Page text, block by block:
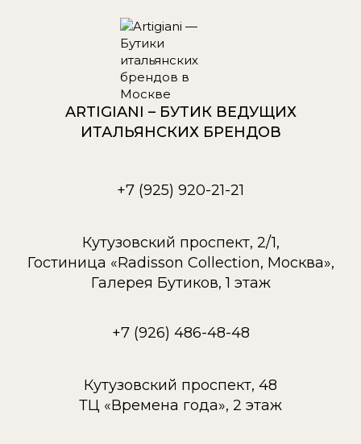
ARTIGIANI – БУТИК ВЕДУЩИХ
ИТАЛЬЯНСКИХ БРЕНДОВ
+7 (925) 920-21-21
Кутузовский проспект, 2/1,
Гостиница «Radisson Collection, Москва»,
Галерея Бутиков, 1 этаж
+7 (926) 486-48-48
Кутузовский проспект, 48
ТЦ «Времена года», 2 этаж